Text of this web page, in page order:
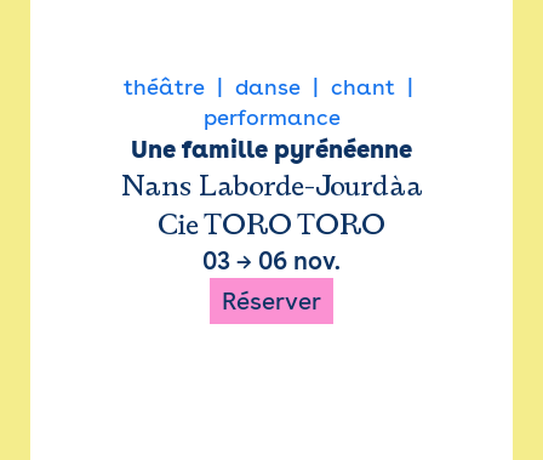
théâtre danse
chant
performance
Une famille pyrénéenne
Nans Laborde-Jourdàa
Cie TORO TORO
03 → 06 nov.
Réserver